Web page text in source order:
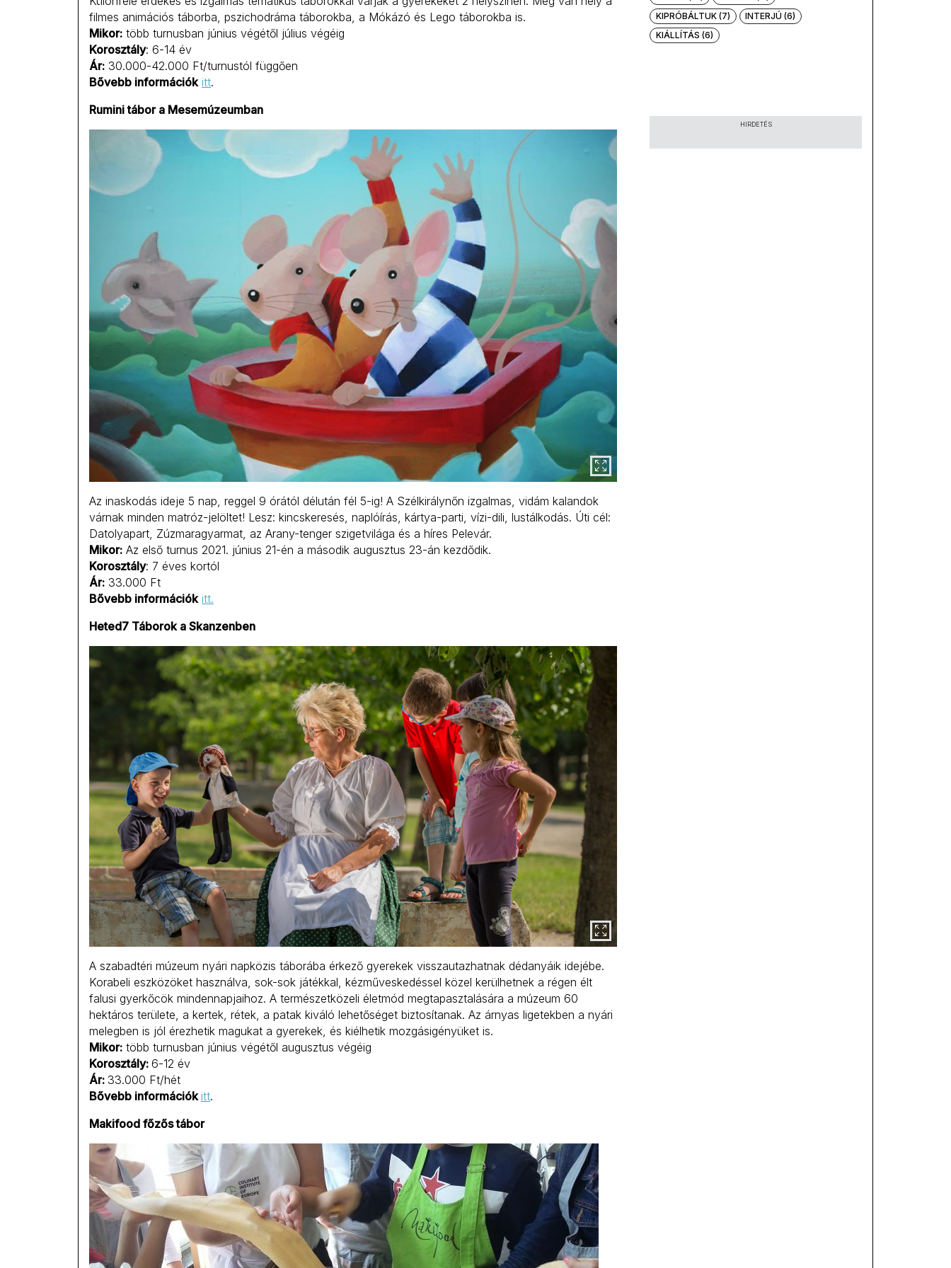
filmes animációs táborba, pszichodráma táborokba, a Mókázó és Lego táborokba is.
Mikor: több turnusban június végétől július végéig
Korosztály: 6-14 év
Ár: 30.000-42.000 Ft/turnustól függően
Bővebb információk itt.
Rumini tábor a Mesemúzeumban
Az inaskodás ideje 5 nap, reggel 9 órától délután fél 5-ig! A Szélkirálynőn izgalmas, vidám kalandok
várnak minden matróz-jelöltet! Lesz: kincskeresés, naplóírás, kártya-parti, vízi-dili, lustálkodás. Úti cél:
Datolyapart, Zúzmaragyarmat, az Arany-tenger szigetvilága és a híres Pelevár.
Mikor: Az első turnus 2021. június 21-én a második augusztus 23-án kezdődik.
Korosztály: 7 éves kortól
Ár: 33.000 Ft
Bővebb információk itt.
Heted7 Táborok a Skanzenben
A szabadtéri múzeum nyári napközis táborába érkező gyerekek visszautazhatnak dédanyáik idejébe.
Korabeli eszközöket használva, sok-sok játékkal, kézműveskedéssel közel kerülhetnek a régen élt
falusi gyerkőcök mindennapjaihoz. A természetközeli életmód megtapasztalására a múzeum 60
hektáros területe, a kertek, rétek, a patak kiváló lehetőséget biztosítanak. Az árnyas ligetekben a nyári
melegben is jól érezhetik magukat a gyerekek, és kiélhetik mozgásigényüket is.
Mikor: több turnusban június végétől augusztus végéig
Korosztály: 6-12 év
Ár: 33.000 Ft/hét
Bővebb információkitt.
Makifood főzős tábor
KIPRÓBÁLTUK (7)
INTERJÚ (6)
KIÁLLÍTÁS (6)
HIRDETÉS